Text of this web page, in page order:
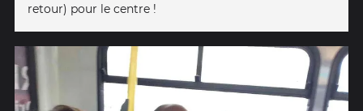
retour) pour le centre !